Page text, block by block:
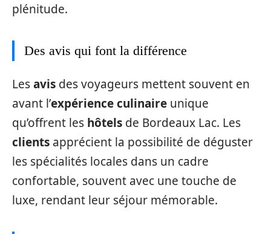
plénitude.
Des avis qui font la différence
Lesavis des voyageurs mettent souvent en
avant l’expérience culinaire unique
qu’offrent les hôtels de Bordeaux Lac. Les
clients apprécient la possibilité de déguster
les spécialités locales dans un cadre
confortable, souvent avec une touche de
luxe, rendant leur séjour mémorable.